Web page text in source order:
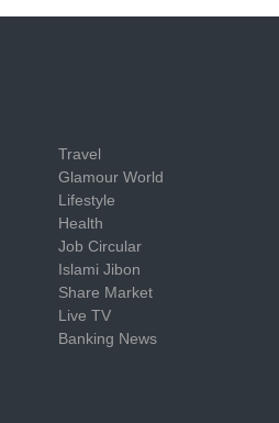
Travel
Glamour World
Lifestyle
Health
Job Circular
Islami Jibon
Share Market
Live TV
Banking News